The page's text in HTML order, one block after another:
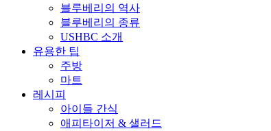
블루베리의 역사
블루베리의 종류
USHBC 소개
유용한 팁
주방
마트
레시피
아이들 간식
애피타이저 & 샐러드